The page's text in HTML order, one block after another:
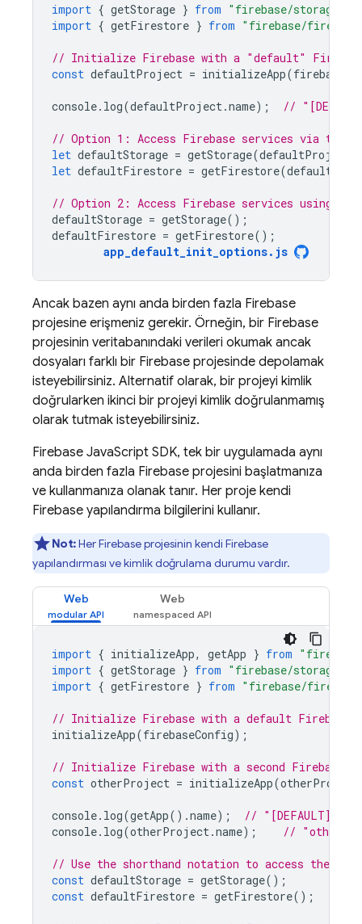
import { getStorage } from "firebase/storage"
import { getFirestore } from "firebase/
// Initialize Firebase with a "default"
const defaultProject = initializeApp(
console. log(defaultProject.name); //
// Option 1: Access Firebase services via the
let defaultStorage = getStorage(defaultProject
let defaultFirestore = getFirestore(
// Option 2: Access Firebase services using
defaultStorage = getStorage();
defaultFirestore = getFirestore();
app_default_init_options. js
Ancak bazen aynı anda birden fazla Firebase
projesine erişmeniz gerekir. Örneğin, bir Firebase
projesinin veritabanındaki verileri okumak ancak
dosyaları farklı bir Firebase projesinde depolamak
isteyebilirsiniz. Alternatif olarak, bir projeyi kimlik
doğrularken ikinci bir projeyi kimlik doğrulanmamış
olarak tutmak isteyebilirsiniz.
Firebase JavaScript SDK, tek bir uygulamada aynı
anda birden fazla Firebase projesini başlatmanıza
ve kullanmanıza olanak tanır. Her proje kendi
Firebase yapılandırma bilgilerini kullanır.
Not:Her Firebase projesinin kendi Firebase
yapılandırması ve kimlik doğrulama durumu vardır.
Web Web
import { initializeApp, getApp } from
import { getStorage } from "firebase/storage"
import { getFirestore } from "firebase/
// Initialize Firebase with a default Firebase
initializeApp(firebaseConfig);
// Initialize Firebase with a second Firebase
const otherProject = initializeApp(
console. log(getApp().name);
// "[DEFAULT]"
console. log(otherProject.name); //
// Use the shorthand notation to access the
const defaultStorage = getStorage();
const defaultFirestore = getFirestore();